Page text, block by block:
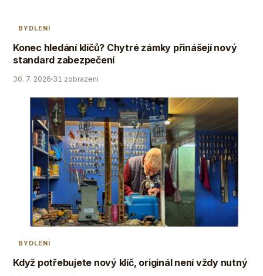
BYDLENÍ
Konec hledání klíčů? Chytré zámky přinášejí nový
standard zabezpečení
30. 7. 2026 31 zobrazení
BYDLENÍ
Když potřebujete nový klíč, originál není vždy nutný